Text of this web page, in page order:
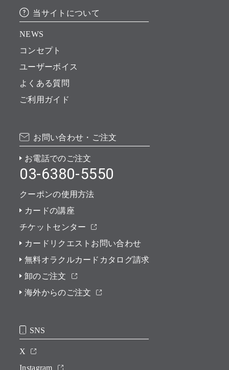
当サイトについて
NEWS
コンセプト
ユーザーボイス
よくある質問
ご利用ガイド
お問い合わせ・ご注文
お電話でのご注文
03-6380-5550
クーポンの使用方法
カードの講座
チケットセンター
カードリクエストお問い合わせ
無料オラクルカードカタログ請求
卸のご注文
海外からのご注文
SNS
X
Instagram